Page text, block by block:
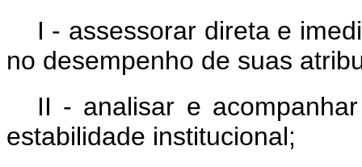
I - assessorar direta e
no desempenho de suas
II - analisar e
estabilidade institucional;